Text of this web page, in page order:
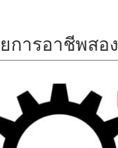
การอาชีพสอง